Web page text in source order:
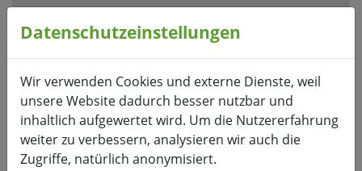
Visuelle
Assistenzsoftware
Tastatur
erreichbar
über
ALT
Datenschutzeinstellungen
Wir verwenden Cookies und externe Dienste, weil
unsere Website dadurch besser nutzbar und
inhaltlich aufgewertet wird. Um die Nutzererfahrung
weiter zu verbessern, analysieren wir auch die
Zugriffe, natürlich anonymisiert.